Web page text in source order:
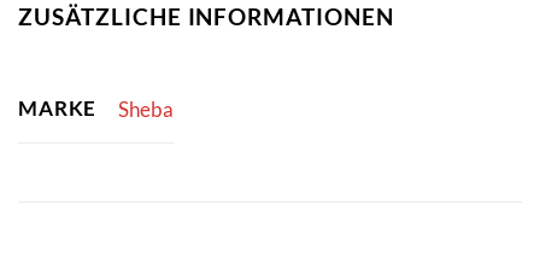
ZUSÄTZLICHE INFORMATIONEN
MARKE Sheba